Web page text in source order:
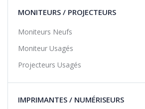
MONITEURS / PROJECTEURS
Moniteurs Neufs
Moniteur Usagés
Projecteurs Usagés
IMPRIMANTES / NUMÉRISEURS